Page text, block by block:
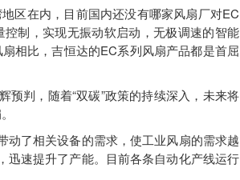
区在内，目前国内还没有哪家风扇厂对EC
制，实现无振动软启动，无极调速的智能
相比，吉恒达的EC系列风扇产品都是首屈
判，随着“双碳”政策的持续深入，未来将
了相关设备的需求，使工业风扇的需求越
迅速提升了产能。目前各条自动化产线运行